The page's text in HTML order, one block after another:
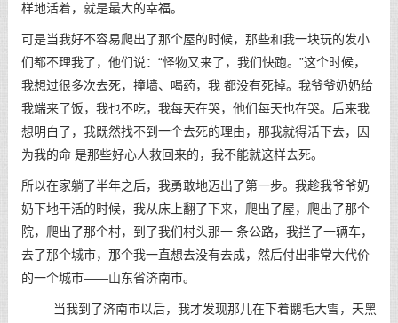
样地活着，就是最大的幸福。
可是当我好不容易爬出了那个屋的时候，那些和我一块玩的发小
们都不理我了，他们说：“怪物又来了，我们快跑。”这个时候，
我想过很多次去死，撞墙、喝药，我 都没有死掉。我爷爷奶奶给
我端来了饭，我也不吃，我每天在哭，他们每天也在哭。后来我
想明白了，我既然找不到一个去死的理由，那我就得活下去，因
为我的命 是那些好心人救回来的，我不能就这样去死。
所以在家躺了半年之后，我勇敢地迈出了第一步。我趁我爷爷奶
奶下地干活的时候，我从床上翻了下来，爬出了屋，爬出了那个
院，爬出了那个村，到了我们村头那一 条公路，我拦了一辆车，
去了那个城市，那个我一直想去没有去成，然后付出非常大代价
的一个城市——山东省济南市。
当我到了济南市以后，我才发现那儿在下着鹅毛大雪，天黑